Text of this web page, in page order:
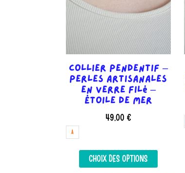
page
du
produit
Collier Pendentif –
Perles artisanales
en verre filé –
Étoile de mer
49,00 €
A
CHOIX DES OPTIONS